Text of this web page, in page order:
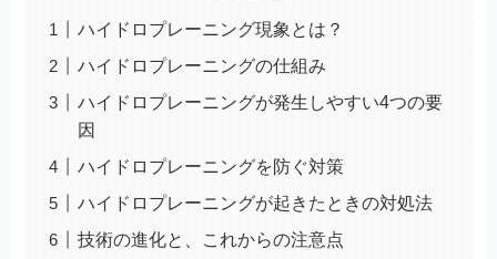
ハイドロプレーニング現象とは？
ハイドロプレーニングの仕組み
ハイドロプレーニングが発生しやすい4つの要
因
ハイドロプレーニングを防ぐ対策
ハイドロプレーニングが起きたときの対処法
技術の進化と、これからの注意点